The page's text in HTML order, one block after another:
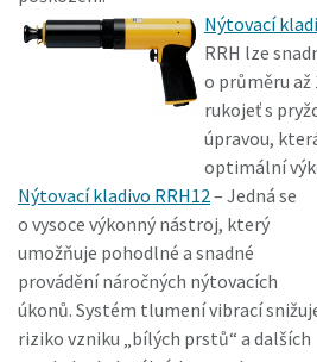
Nýtovací
RRH lze
o průměru až
rukojeť s
úpravou,
optimální
Nýtovací kladivo RRH12– Jedná se
o vysoce výkonný nástroj, který
umožňuje pohodlné a snadné
provádění náročných nýtovacích
úkonů. Systém tlumení vibrací
riziko vzniku „bílých prstů“ a dalších